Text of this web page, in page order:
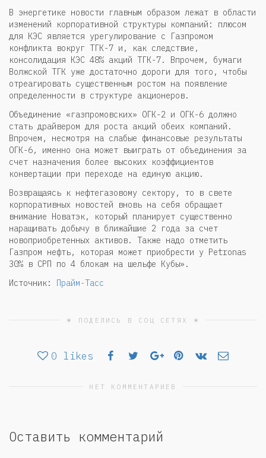
В энергетике новости главным образом лежат в области
изменений корпоративной структуры компаний: плюсом
для КЭС является урегулирование с Газпромом
конфликта вокруг ТГК-7 и, как следствие,
консолидация КЭС 48% акций ТГК-7. Впрочем, бумаги
Волжской ТГК уже достаточно дороги для того, чтобы
отреагировать существенным ростом на появление
определенности в структуре акционеров.
Объединение «газпромовских» ОГК-2 и ОГК-6 должно
стать драйвером для роста акций обеих компаний.
Впрочем, несмотря на слабые финансовые результаты
ОГК-6, именно она может выиграть от объединения за
счет назначения более высоких коэффициентов
конвертации при переходе на единую акцию.
Возвращаясь к нефтегазовому сектору, то в свете
корпоративных новостей вновь на себя обращает
внимание Новатэк, который планирует существенно
наращивать добычу в ближайшие 2 года за счет
новоприобретенных активов. Также надо отметить
Газпром нефть, которая может приобрести у Petronas
30% в СРП по 4 блокам на шельфе Кубы».
Источник: Прайм-Тасс
☀ ПОДЕЛИСЬ В СОЦ СЕТЯХ ☀
0 likes
НЕТ КОММЕНТАРИЕВ
Оставить комментарий